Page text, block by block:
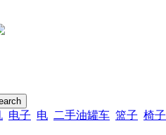
电子 电 二手油罐车 篮子 椅